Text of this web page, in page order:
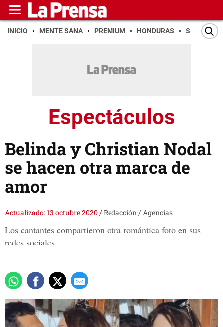
INICIO MENTE SANA PREMIUM HONDURAS SAN PEDRO
Espectáculos
Belinda y Christian Nodal
se hacen otra marca de
amor
Actualizado: 13 octubre 2020/Redacción / Agencias
Los cantantes compartieron otra romántica foto en sus
redes sociales